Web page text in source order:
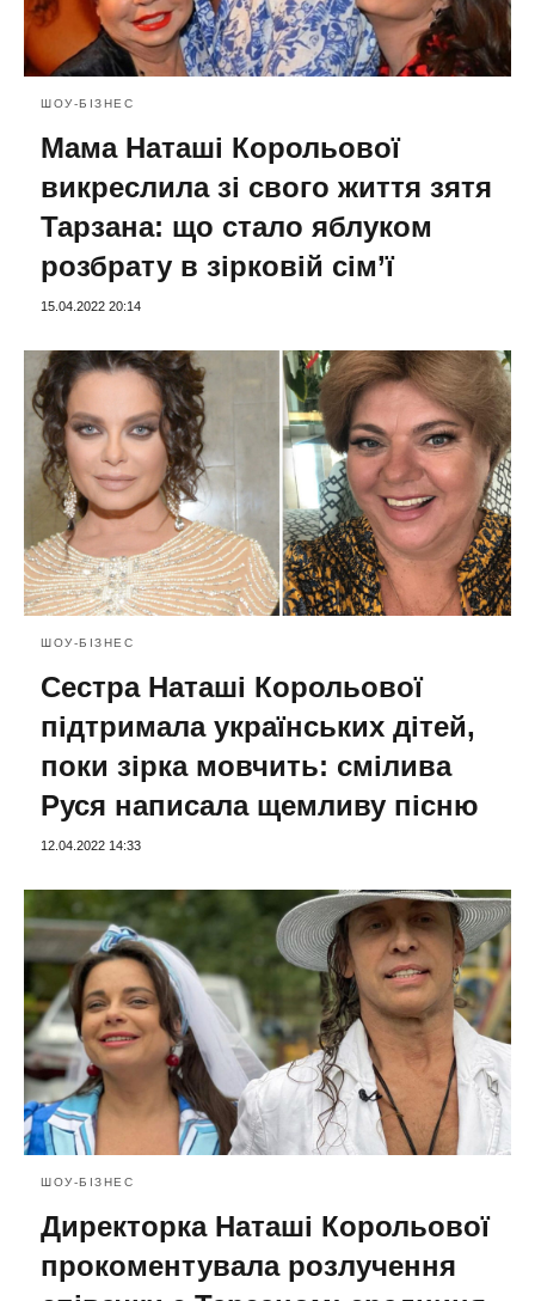
ШОУ-БІЗНЕС
Мама Наташі Корольової
викреслила зі свого життя зятя
Тарзана: що стало яблуком
розбрату в зірковій сім’ї
15.04.2022 20:14
ШОУ-БІЗНЕС
Сестра Наташі Корольової
підтримала українських дітей,
поки зірка мовчить: смілива
Руся написала щемливу пісню
12.04.2022 14:33
ШОУ-БІЗНЕС
Директорка Наташі Корольової
прокоментувала розлучення